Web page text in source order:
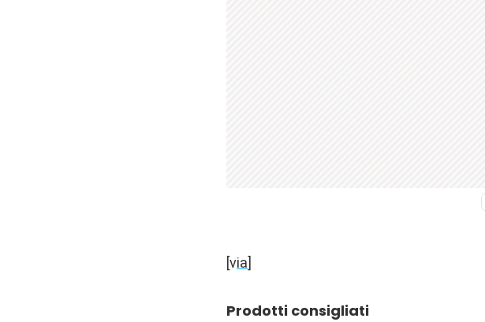
[via]
Prodotti consigliati